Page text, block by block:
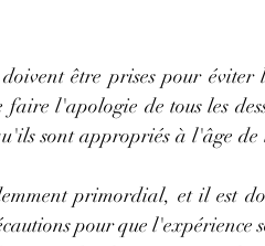
être prises pour
l'apologie de tous les
sont appropriés à l'âge
primordial, et il est
pour que l'expérience